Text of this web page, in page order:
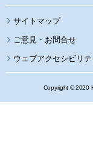
サイトマップ
ウェブアクセシビリ
Copyright © 2020